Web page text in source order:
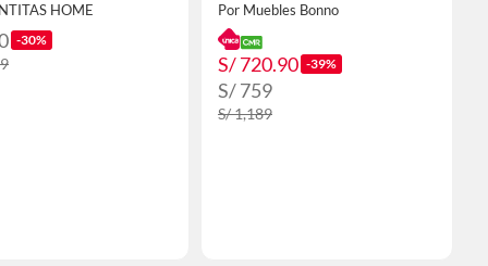
HOME
-30%
Por Muebles Bonno
S/ 720.90 -39%
S/ 759
S/ 1,189